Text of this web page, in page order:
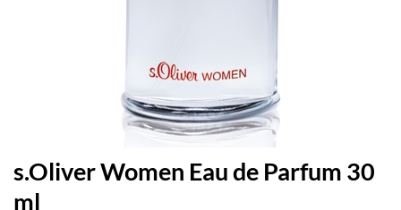
s.Oliver Women Eau de Parfum 30
ml